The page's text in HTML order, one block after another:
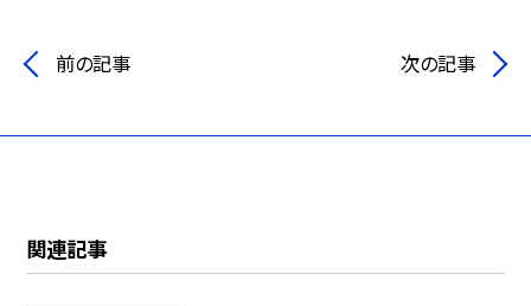
前の記事 次の記事
関連記事